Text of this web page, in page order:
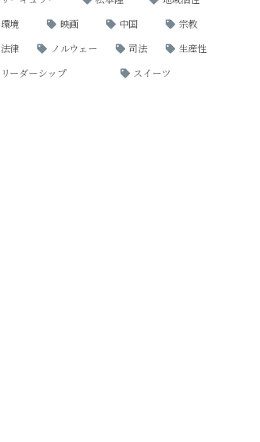
環境 映画 中国 宗教
法律 ノルウェー 司法 生産性
リーダーシップ スイーツ